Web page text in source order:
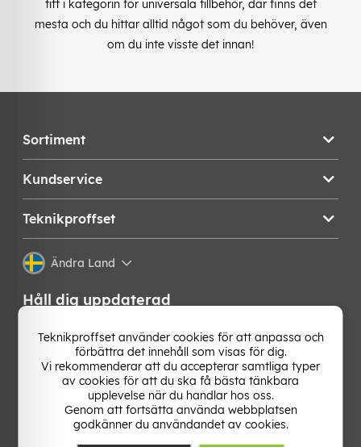
titt i kategorin för universala tillbehör, där finns det
mesta och du hittar alltid något som du behöver, även
om du inte visste det innan!
Sortiment
Kundservice
Teknikproffset
Ändra Land
Håll dig uppdaterad
Få de senaste nyheterna, hetaste erbjudandena och
bästa tipsen från oss direkt i din mejlkorg. Signa upp på
vårt nyhetsbrev!
Teknikproffset använder cookies för att anpassa och
förbättra det innehåll som visas för dig.
Vi rekommenderar att du accepterar samtliga typer
av cookies för att du ska få bästa tänkbara
upplevelse när du handlar hos oss.
Genom att fortsätta använda webbplatsen
godkänner du användandet av cookies.